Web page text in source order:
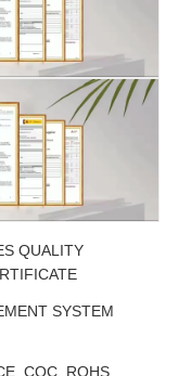
QUALITY
SYSTEM
CQC, ROHS